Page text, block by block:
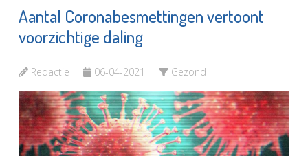
Aantal Coronabesmettingen vertoont
voorzichtige daling
Redactie 06-04-2021 Gezond